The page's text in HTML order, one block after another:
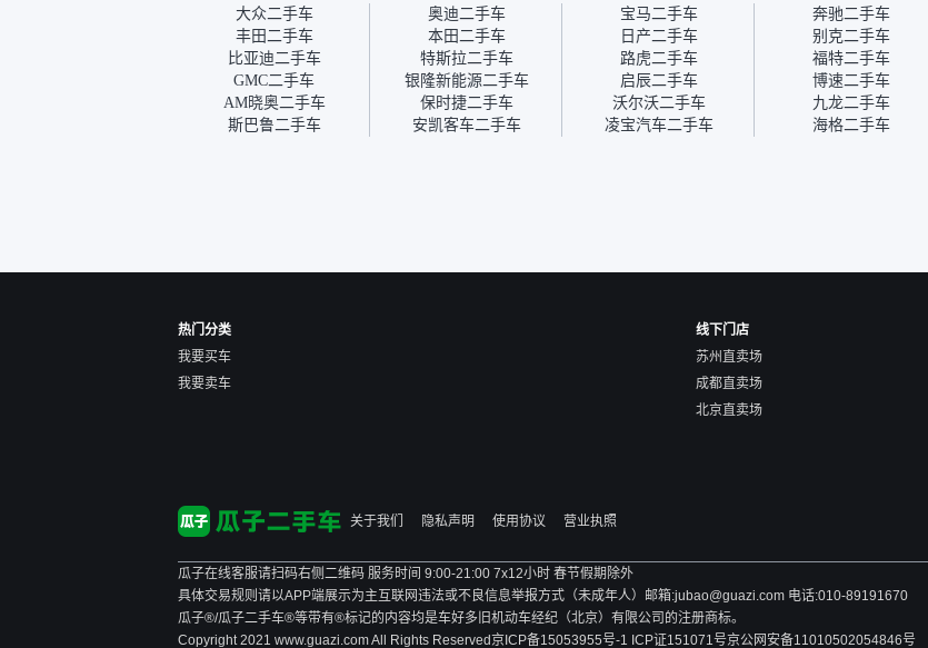
我第一天看车，第二天你们
就约我到店，我第三天去提
的车。去之前我提前跟交接
人员说好，到了之后要当着
我的面再做一次复检，你们
也安排了师傅，服务可以，
速度很快。体验下来自营车
为瓜子有质保，车子出小毛
病维修更有保障。”
大众二手车 奥迪二手车 宝马二手车
奔驰二手车
丰田二手车
本田二手车 日产二手车
别克二手车
比亚迪二手车
特斯拉二手车 路虎二手车
福特二手车
GMC二手车
银隆新能源二手车 启辰二手车
博速二手车
AM晓奥二手车
保时捷二手车 沃尔沃二手车
九龙二手车
斯巴鲁二手车
安凯客车二手车 凌宝汽车二手车 海格二手车
热门分类
我要买车
我要卖车
线下门店
苏州直卖场
成都直卖场
北京直卖场
关于我们
隐私声明 使用协议 营业执照
瓜子在线客服请扫码右侧二维码 服务时间 9:00-21:00 7x12小时 春节假期除外
具体交易规则请以APP端展示为主 互联网违法或不良信息举报方式（未成年人）邮箱:jubao@guazi.com 电话:010-89191670
瓜子®/瓜子二手车®等带有®标记的内容均是车好多旧机动车经纪（北京）有限公司的注册商标。
Copyright 2021 www.guazi.com All Rights Reserved京ICP备15053955号-1 ICP证151071号京公网安备11010502054846号